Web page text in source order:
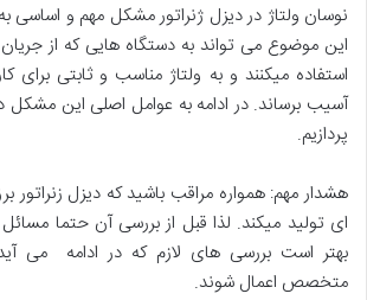
نوسان ولتاژ در دیزل ژنراتور مشکل مهم و اساسی
این موضوع می تواند به دستگاه هایی که از جریان
استفاده میکنند و به ولتاژ مناسب و ثابتی برای
آسیب برساند. در ادامه به عوامل اصلی این مشکل
پردازیم.
هشدار مهم: همواره مراقب باشید که دیزل زنراتور
ای تولید میکند. لذا قبل از بررسی آن حتما مسائل
بهتر است بررسی های لازم که در ادامه می
متخصص اعمال شوند.